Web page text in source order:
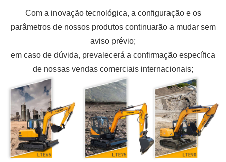
Com a inovação tecnológica, a configuração e os
parâmetros de nossos produtos continuarão a mudar sem
aviso prévio;
em caso de dúvida, prevalecerá a confirmação específica
de nossas vendas comerciais internacionais;